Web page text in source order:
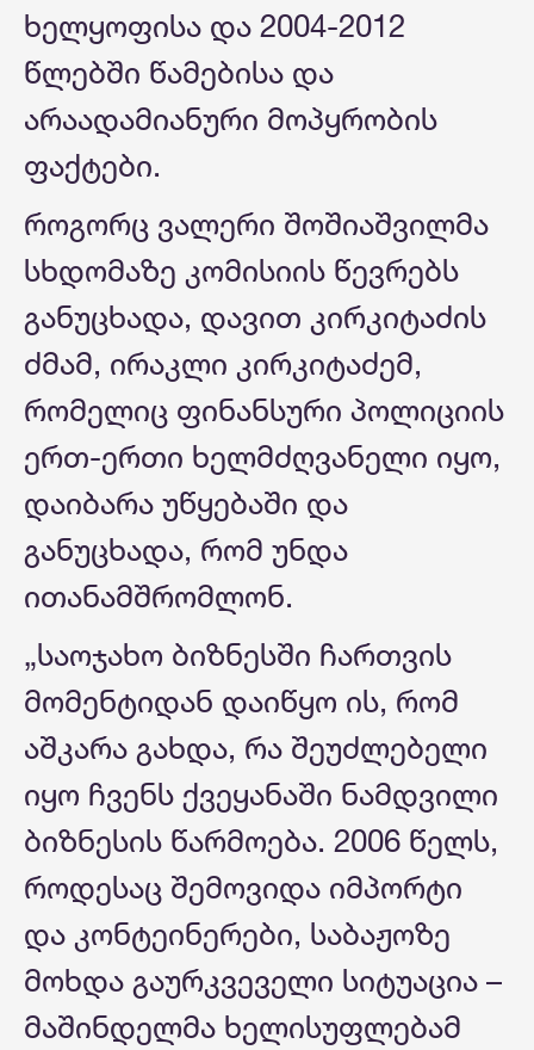
ხელყოფისა და 2004-2012
წლებში წამებისა და
არაადამიანური მოპყრობის
ფაქტები.
როგორც ვალერი შოშიაშვილმა
სხდომაზე კომისიის წევრებს
განუცხადა, დავით კირკიტაძის
ძმამ, ირაკლი კირკიტაძემ,
რომელიც ფინანსური პოლიციის
ერთ-ერთი ხელმძღვანელი იყო,
დაიბარა უწყებაში და
განუცხადა, რომ უნდა
ითანამშრომლონ.
„საოჯახო ბიზნესში ჩართვის
მომენტიდან დაიწყო ის, რომ
აშკარა გახდა, რა შეუძლებელი
იყო ჩვენს ქვეყანაში ნამდვილი
ბიზნესის წარმოება. 2006 წელს,
როდესაც შემოვიდა იმპორტი
და კონტეინერები, საბაჟოზე
მოხდა გაურკვეველი სიტუაცია –
მაშინდელმა ხელისუფლებამ